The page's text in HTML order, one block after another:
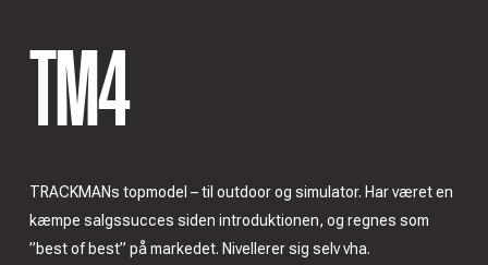
TM4
TRACKMANs topmodel – til outdoor og simulator. Har været en
kæmpe salgssucces siden introduktionen, og regnes som
”best of best” på markedet. Nivellerer sig selv vha.